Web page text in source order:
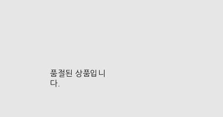
품절된 상품입니
다.